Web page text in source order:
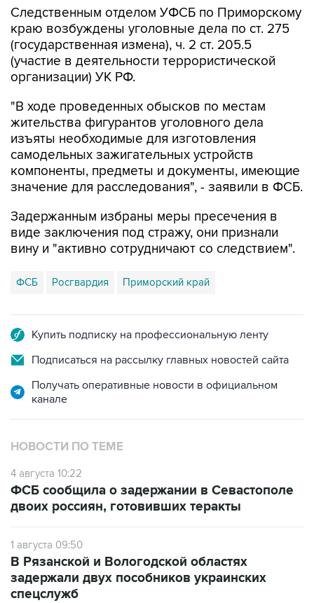
Следственным отделом УФСБ по Приморскому
краю возбуждены уголовные дела по ст. 275
(государственная измена), ч. 2 ст. 205.5
(участие в деятельности террористической
организации) УК РФ.
"В ходе проведенных обысков по местам
жительства фигурантов уголовного дела
изъяты необходимые для изготовления
самодельных зажигательных устройств
компоненты, предметы и документы, имеющие
значение для расследования", - заявили в ФСБ.
Задержанным избраны меры пресечения в
виде заключения под стражу, они признали
вину и "активно сотрудничают со следствием".
ФСБ Росгвардия Приморский край
Купить подписку на профессиональную ленту
Подписаться на рассылку главных новостей сайта
Получать оперативные новости в официальном
канале
НОВОСТИ ПО ТЕМЕ
4 августа 10:22
ФСБ сообщила о задержании в Севастополе
двоих россиян, готовивших теракты
1 августа 09:50
В Рязанской и Вологодской областях
задержали двух пособников украинских
спецслужб